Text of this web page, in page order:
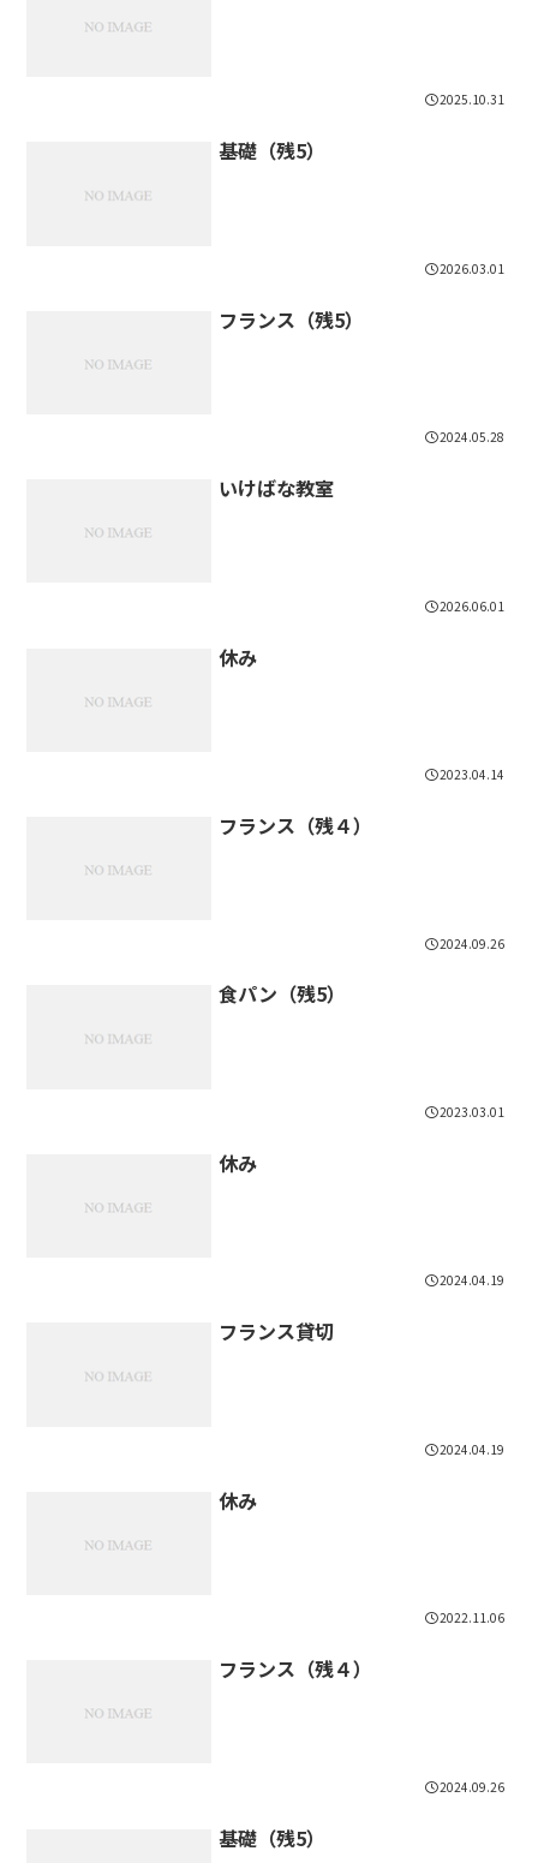
2025.10.31
基礎（残5）
2026.03.01
フランス（残5）
2024.05.28
いけばな教室
2026.06.01
休み
2023.04.14
フランス（残４）
2024.09.26
食パン（残5）
2023.03.01
休み
2024.04.19
フランス貸切
2024.04.19
休み
2022.11.06
フランス（残４）
2024.09.26
基礎（残5）